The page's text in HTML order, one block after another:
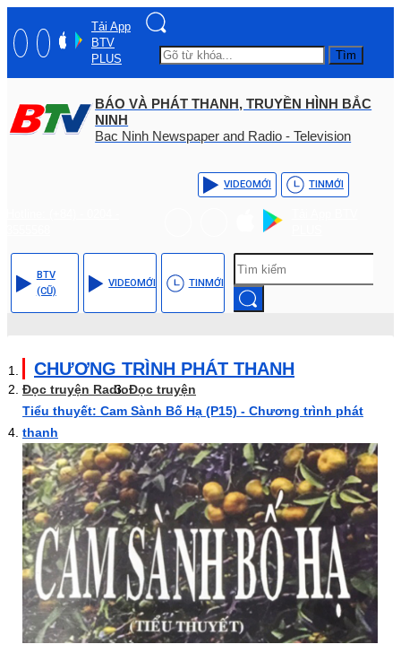
Tải App
BTV
PLUS
Tìm
BÁO VÀ PHÁT THANH, TRUYỀN HÌNH BẮC
NINH
Bac Ninh Newspaper and Radio - Television
VIDEOMỚI TINMỚI
BTV
(CŨ)
VIDEOMỚI TINMỚI
CHƯƠNG TRÌNH PHÁT THANH
Đọc truyện RadioĐọc truyện
Tiểu thuyết: Cam Sành Bố Hạ (P15) - Chương trình phát
thanh